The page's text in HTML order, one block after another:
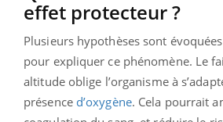
effet protecteur ?
Plusieurs hypothèses sont
pour expliquer ce phénomène. Le
altitude oblige l’organisme à
présence d’oxygène. Cela pourrait